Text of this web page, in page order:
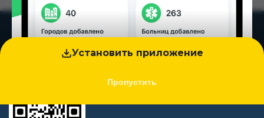
Установить приложение
Пропустить